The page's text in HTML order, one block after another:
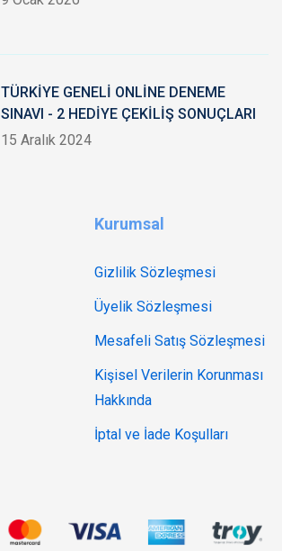
TÜRKİYE GENELİ ONLİNE DENEME
SINAVI - 2 HEDİYE ÇEKİLİŞ SONUÇLARI
15 Aralık 2024
Kurumsal
Gizlilik Sözleşmesi
Üyelik Sözleşmesi
Mesafeli Satış Sözleşmesi
Kişisel Verilerin Korunması
Hakkında
İptal ve İade Koşulları